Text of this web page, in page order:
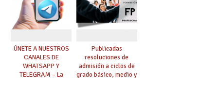
ÚNETE A NUESTROS
CANALES DE
WHATSAPP Y
TELEGRAM – La
Publicadas
resoluciones de
admisión a ciclos de
grado básico, medio y